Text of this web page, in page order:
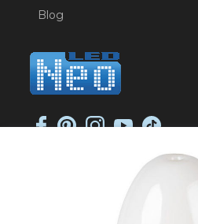
Blog
ul. Jana Długosza 2